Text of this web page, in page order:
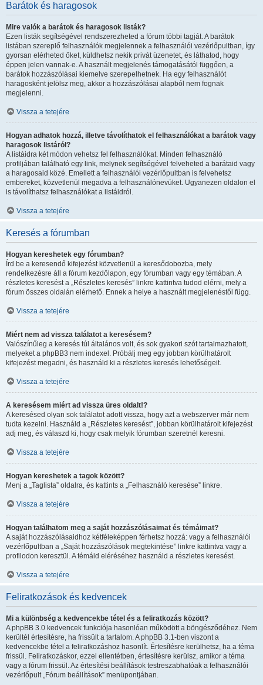
Barátok és haragosok
Mire valók a barátok és haragosok listák?
Ezen listák segítségével rendszerezheted a fórum többi tagját. A barátok
listában szereplő felhasználók megjelennek a felhasználói vezérlőpultban, így
gyorsan elérheted őket, küldhetsz nekik privát üzenetet, és láthatod, hogy
éppen jelen vannak-e. A használt megjelenés támogatásától függően, a
barátok hozzászólásai kiemelve szerepelhetnek. Ha egy felhasználót
haragosként jelölsz meg, akkor a hozzászólásai alapból nem fognak
megjelenni.
Vissza a tetejére
Hogyan adhatok hozzá, illetve távolíthatok el felhasználókat a barátok vagy
haragosok listáról?
A listáidra két módon vehetsz fel felhasználókat. Minden felhasználó
profiljában található egy link, melynek segítségével felveheted a barátaid vagy
a haragosaid közé. Emellett a felhasználói vezérlőpultban is felvehetsz
embereket, közvetlenül megadva a felhasználónevüket. Ugyanezen oldalon el
is távolíthatsz felhasználókat a listáidról.
Vissza a tetejére
Keresés a fórumban
Hogyan kereshetek egy fórumban?
Írd be a keresendő kifejezést közvetlenül a keresődobozba, mely
rendelkezésre áll a fórum kezdőlapon, egy fórumban vagy egy témában. A
részletes keresést a „Részletes keresés” linkre kattintva tudod elérni, mely a
fórum összes oldalán elérhető. Ennek a helye a használt megjelenéstől függ.
Vissza a tetejére
Miért nem ad vissza találatot a keresésem?
Valószínűleg a keresés túl általános volt, és sok gyakori szót tartalmazhatott,
melyeket a phpBB3 nem indexel. Próbálj meg egy jobban körülhatárolt
kifejezést megadni, és használd ki a részletes keresés lehetőségeit.
Vissza a tetejére
A keresésem miért ad vissza üres oldalt!?
A keresésed olyan sok találatot adott vissza, hogy azt a webszerver már nem
tudta kezelni. Használd a „Részletes keresést”, jobban körülhatárolt kifejezést
adj meg, és válaszd ki, hogy csak melyik fórumban szeretnél keresni.
Vissza a tetejére
Hogyan kereshetek a tagok között?
Menj a „Taglista” oldalra, és kattints a „Felhasználó keresése” linkre.
Vissza a tetejére
Hogyan találhatom meg a saját hozzászólásaimat és témáimat?
A saját hozzászólásaidhoz kétféleképpen férhetsz hozzá: vagy a felhasználói
vezérlőpultban a „Saját hozzászólások megtekintése” linkre kattintva vagy a
profilodon keresztül. A témáid eléréséhez használd a részletes keresést.
Vissza a tetejére
Feliratkozások és kedvencek
Mi a különbség a kedvencekbe tétel és a feliratkozás között?
A phpBB 3.0 kedvencek funkciója hasonlóan működött a böngésződéhez. Nem
kerültél értesítésre, ha frissült a tartalom. A phpBB 3.1-ben viszont a
kedvencekbe tétel a feliratkozáshoz hasonlít. Értesítésre kerülhetsz, ha a téma
frissül. Feliratkozáskor, ezzel ellentétben, értesítésre kerülsz, amikor a téma
vagy a fórum frissül. Az értesítési beállítások testreszabhatóak a felhasználói
vezérlőpult „Fórum beállítások” menüpontjában.